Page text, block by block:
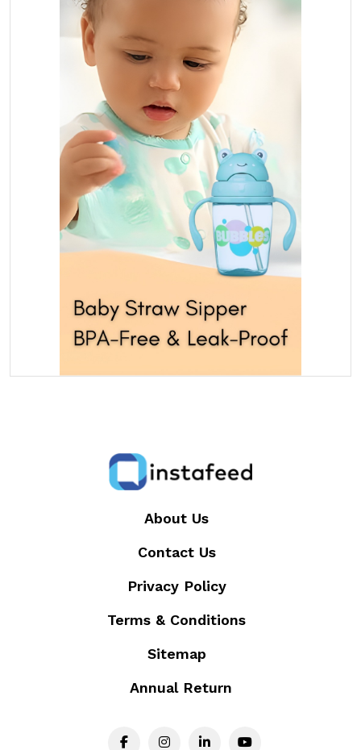
About Us
Contact Us
Privacy Policy
Terms & Conditions
Sitemap
Annual Return